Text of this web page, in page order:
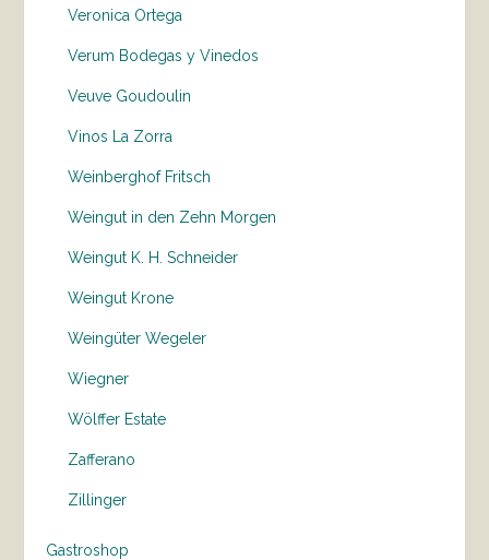
Veronica Ortega
Verum Bodegas y Vinedos
Veuve Goudoulin
Vinos La Zorra
Weinberghof Fritsch
Weingut in den Zehn Morgen
Weingut K. H. Schneider
Weingut Krone
Weingüter Wegeler
Wiegner
Wölffer Estate
Zafferano
Zillinger
Gastroshop